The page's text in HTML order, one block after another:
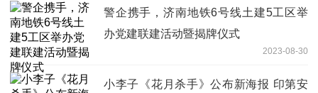
警企携手，济南地铁6号线土建5工区举
办党建联建活动暨揭牌仪式
2023-08-30
小李子《花月杀手》公布新海报 印第安